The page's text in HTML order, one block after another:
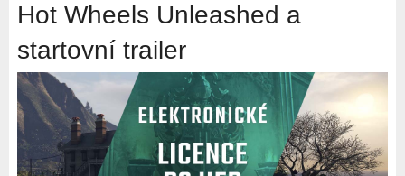
Hot Wheels Unleashed a
startovní trailer